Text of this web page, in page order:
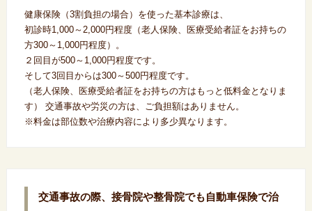
健康保険（3割負担の場合）を使った基本診療は、
初診時1,000～2,000円程度（老人保険、医療受給者証をお持ちの
方300～1,000円程度）。
２回目が500～1,000円程度です。
そして3回目からは300～500円程度です。
（老人保険、医療受給者証をお持ちの方はもっと低料金となりま
す） 交通事故や労災の方は、ご負担額はありません。
※料金は部位数や治療内容により多少異なります。
交通事故の際、接骨院や整骨院でも自動車保険で治